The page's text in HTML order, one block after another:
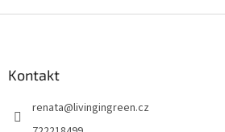
Kontakt
renata@livingingreen.cz